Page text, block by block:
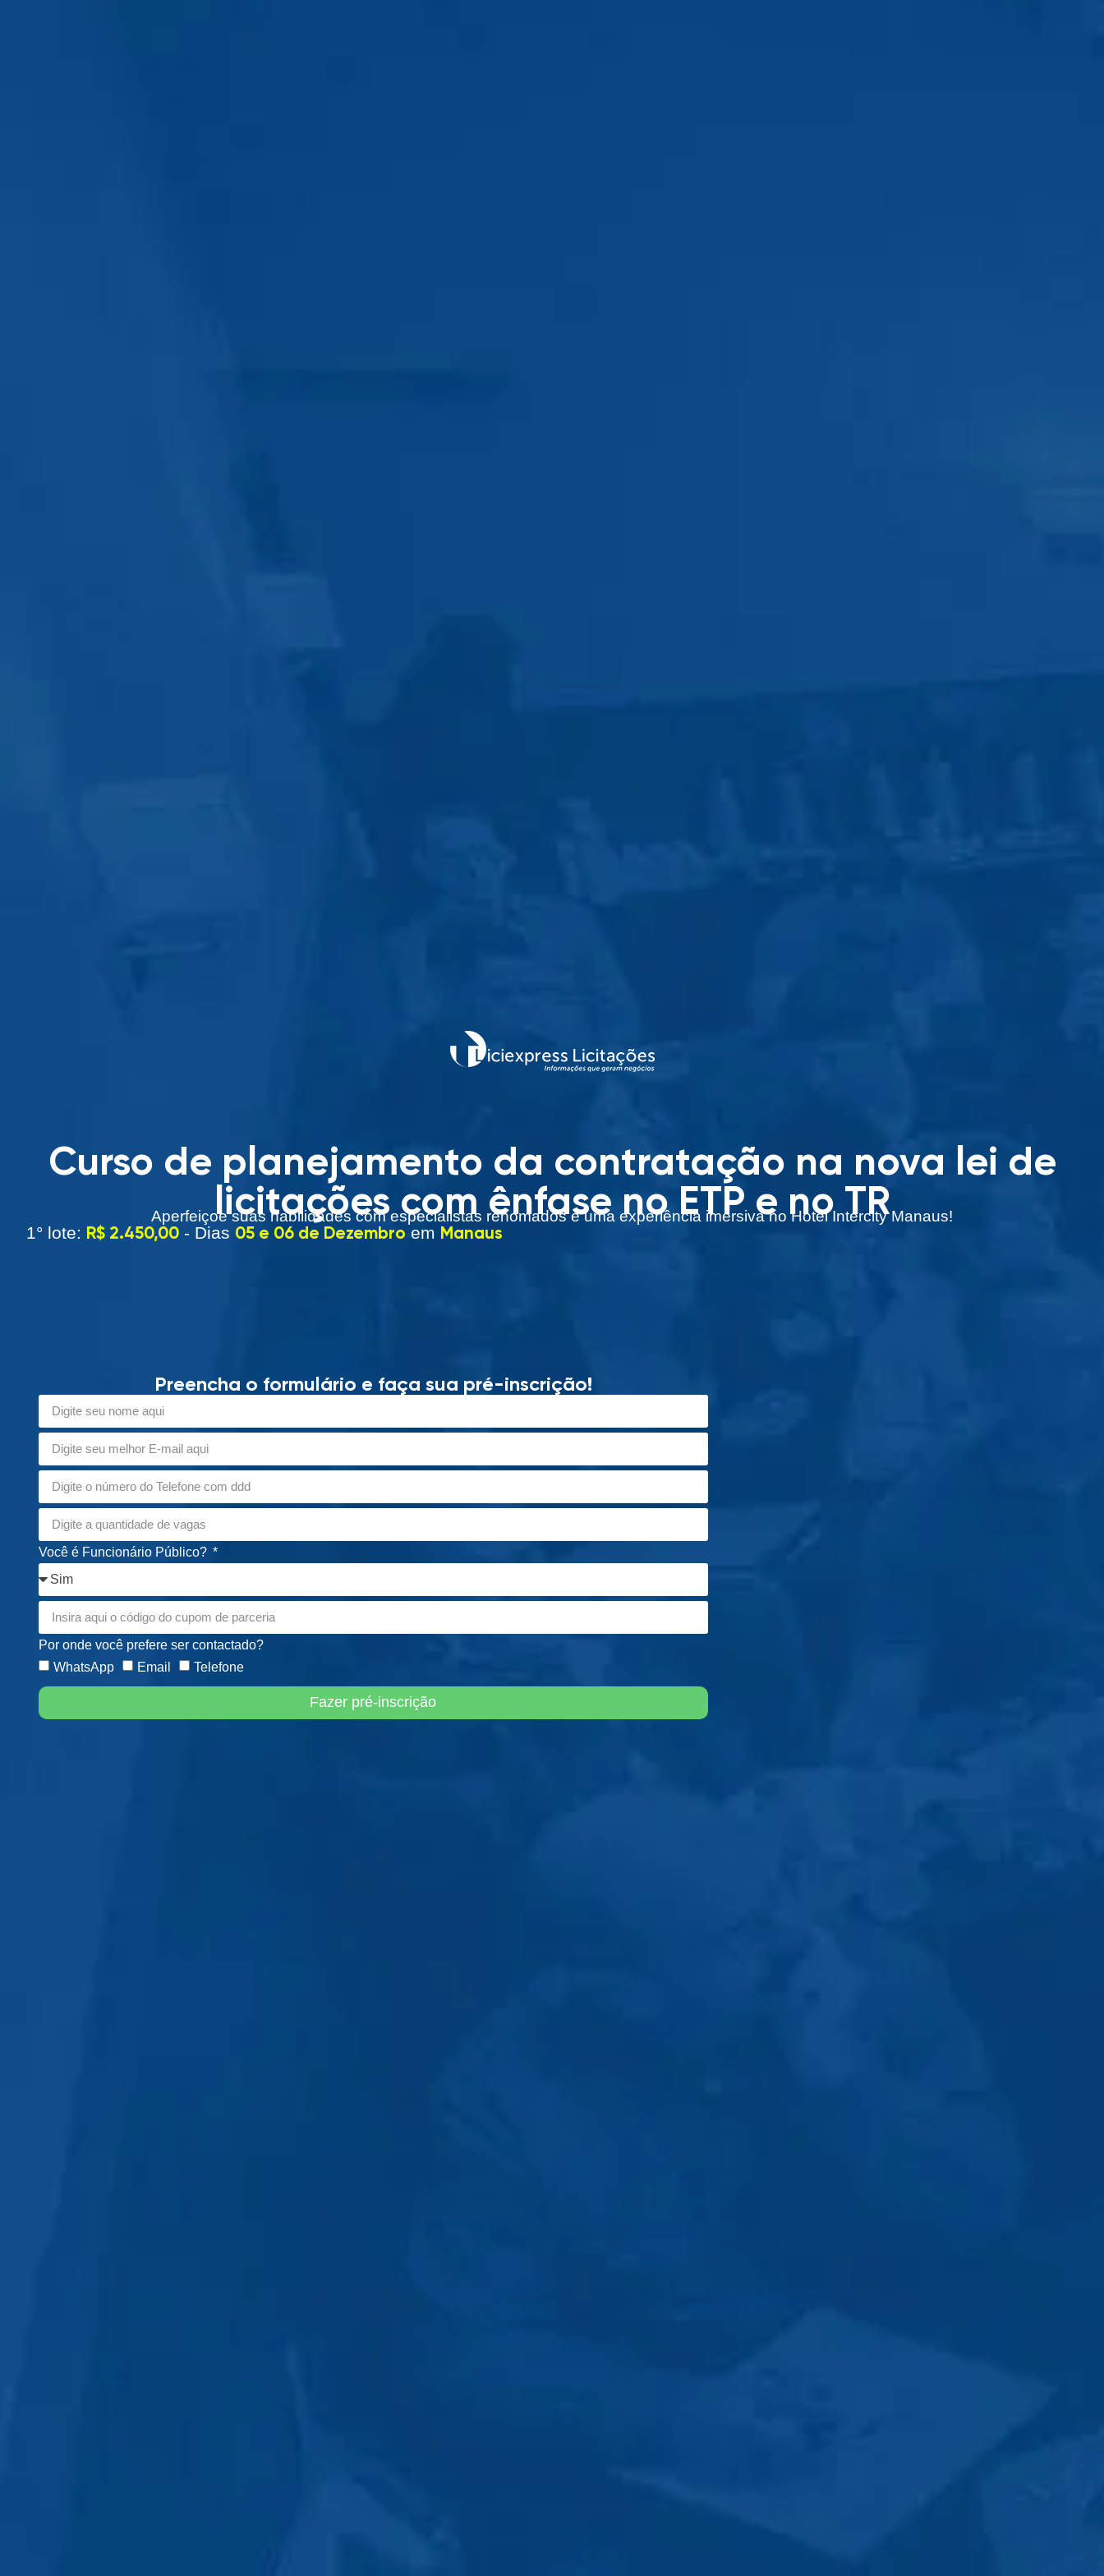
Curso de planejamento da contratação na nova lei de
licitações com ênfase no ETP e no TR
Aperfeiçoe suas habilidades com especialistas renomados e uma experiência imersiva no Hotel Intercity Manaus!
1° lote: R$ 2.450,00 - Dias 05 e 06 de Dezembro em Manaus
Preencha o formulário e faça sua pré-inscrição!
Você é Funcionário Público?
Por onde você prefere ser contactado?
WhatsApp
Email Telefone
Fazer pré-inscrição